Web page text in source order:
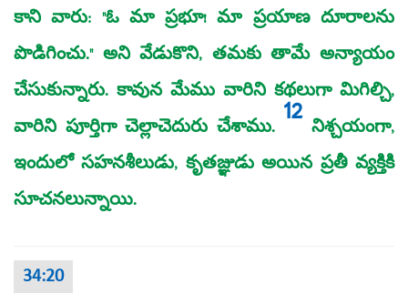
కాని వారు: "ఓ మా ప్రభూ! మా ప్రయాణ దూరాలను
పొడిగించు." అని వేడుకొని, తమకు తామే అన్యాయం
చేసుకున్నారు. కావున మేము వారిని కథలుగా మిగిల్చి,
వారిని పూర్తిగా చెల్లాచెదురు చేశాము. 12నిశ్చయంగా,
ఇందులో సహనశీలుడు, కృతజ్ఞుడు అయిన ప్రతీ వ్యక్తికి
సూచనలున్నాయి.
34:20